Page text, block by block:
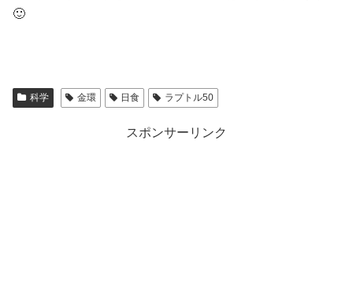
🙂
科学 金環 日食 ラプトル50
スポンサーリンク